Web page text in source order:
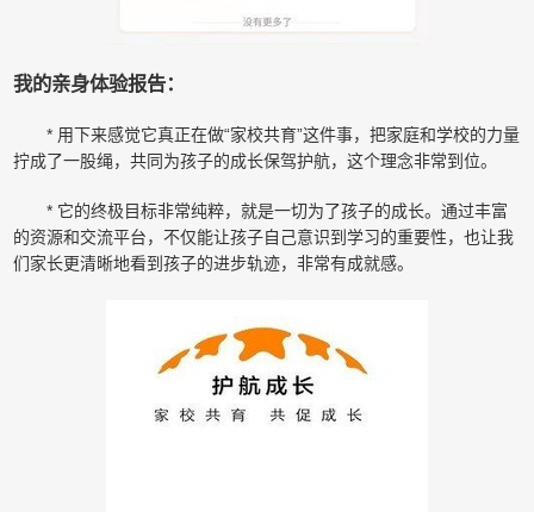
我的亲身体验报告：
* 用下来感觉它真正在做“家校共育”这件事，把家庭和学校的力量
拧成了一股绳，共同为孩子的成长保驾护航，这个理念非常到位。
* 它的终极目标非常纯粹，就是一切为了孩子的成长。通过丰富
的资源和交流平台，不仅能让孩子自己意识到学习的重要性，也让我
们家长更清晰地看到孩子的进步轨迹，非常有成就感。